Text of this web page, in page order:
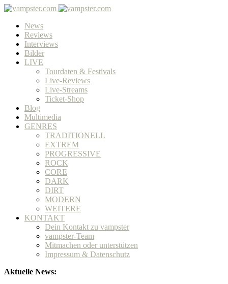
News
Reviews
Interviews
Bilder
LIVE
Tourdaten & Festivals
Live-Reviews
Live-Streams
Ticket-Shop
Blog
Multimedia
GENRES
TRADITIONELL
EXTREM
PROGRESSIVE
ROCK
CORE
DARK
DIRT
MODERN
WEITERE
KONTAKT
Dein Kontakt zu vampster
vampster-Team
Mitmachen oder unterstützen
Impressum & Datenschutz
Aktuelle News: